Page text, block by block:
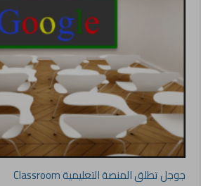
جوجل تطلق المنصة التعليمية Classroom